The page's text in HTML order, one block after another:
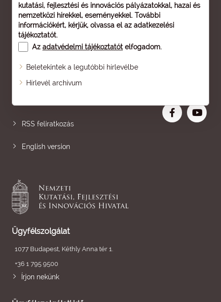
kutatási, fejlesztési és innovációs pályázatokkal, hazai és
nemzetközi hírekkel, eseményekkel. További
információkért, kérjük, olvassa el az adatkezelési
tájékoztatót.
Az adatvédelmi tájékoztatót elfogadom.
Beletekintek a legutóbbi hírlevélbe
Hírlevél archívum
Oldaltérkép
RSS feliratkozás
English version
Ügyfélszolgálat
1077 Budapest, Kéthly Anna tér 1.
+36 1 795 9500
Írjon nekünk